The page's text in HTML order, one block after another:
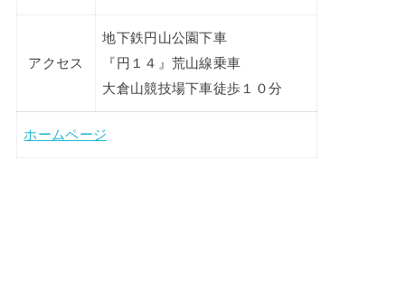
アクセス
地下鉄円山公園下車
『円１４』荒山線乗車
大倉山競技場下車徒歩１０分
ホームページ